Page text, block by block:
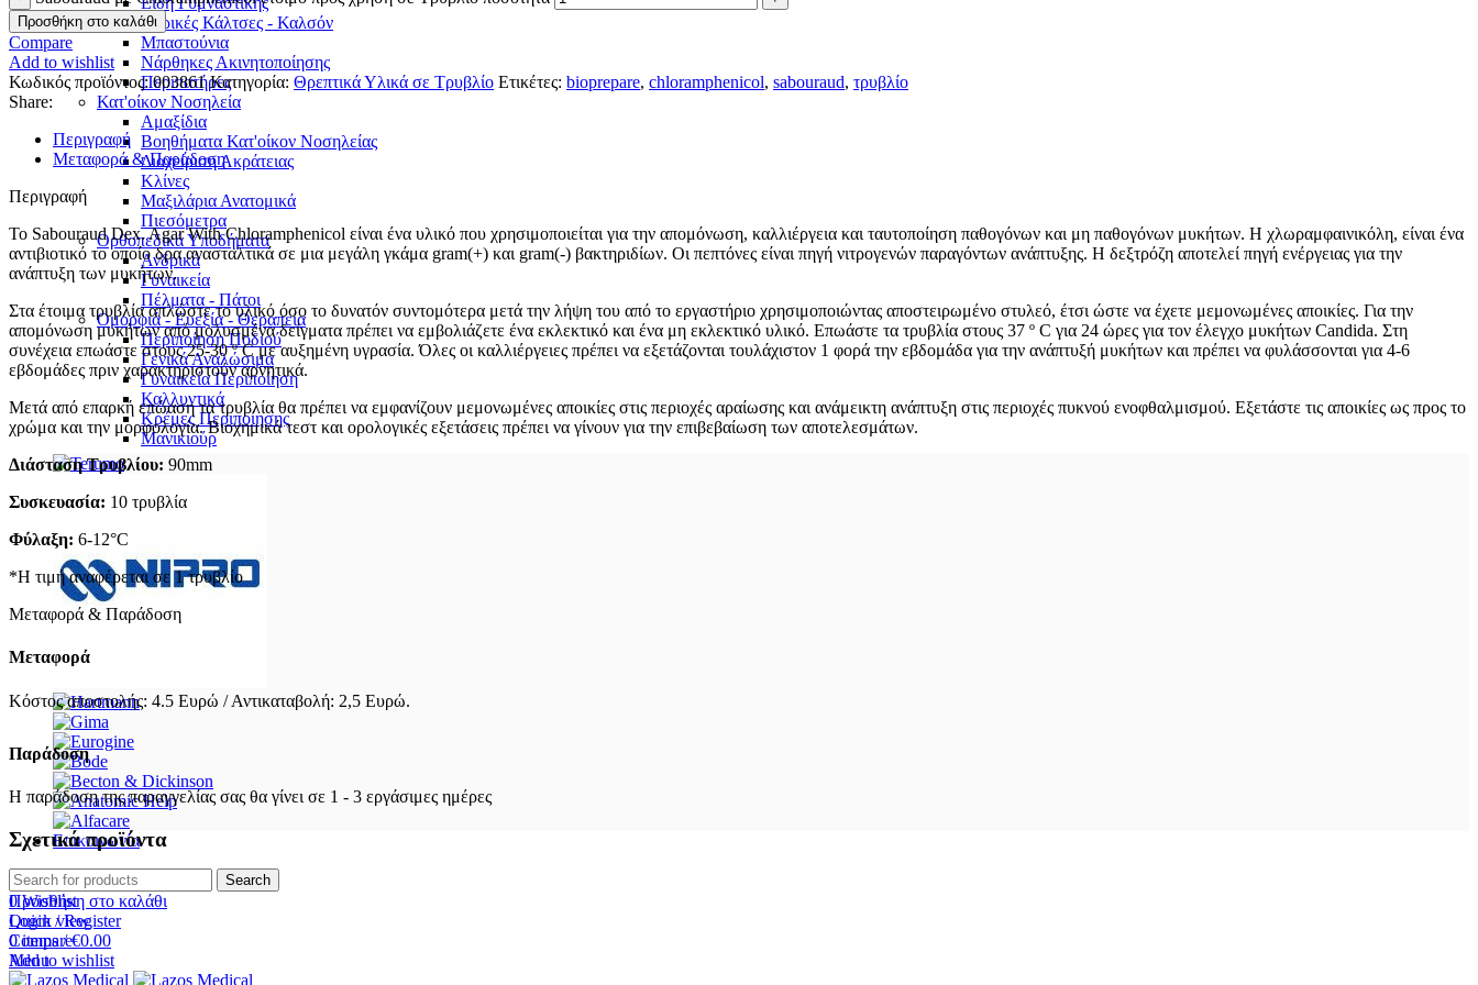
Ιατρικές Κάλτσες - Καλσόν
Μπαστούνια
Νάρθηκες Ακινητοποίησης
Περιπατήρες
Κατ'οίκον Νοσηλεία
Αμαξίδια
Βοηθήματα Κατ'οίκον Νοσηλείας
Διαχείριση Ακράτειας
Κλίνες
Μαξιλάρια Ανατομικά
Πιεσόμετρα
Ορθοπεδικά Υποδήματα
Ανδρικά
Γυναικεία
Πέλματα - Πάτοι
Ομορφιά - Ευεξία - Θεραπεία
Περιποίηση Ποδιού
Γενικά Αναλώσιμα
Γυναικεία Περιποίηση
Καλλυντικά
Κρέμες Περιποίησης
Μανικιούρ
Επικοινωνία
Search
0Wishlist
Login / Register
0items / €0.00
Menu
Προσθήκη στο καλάθι
Compare
Add to wishlist
Κωδικός προϊόντος:003861Κατηγορία: Θρεπτικά Υλικά σε Τρυβλίο Ετικέτες: bioprepare, chloramphenicol, sabouraud, τρυβλίο
Share:
Περιγραφή
Μεταφορά & Παράδοση
Περιγραφή
Το Sabouraud Dex. Agar With Chloramphenicol είναι ένα υλικό που χρησιμοποιείται για την απομόνωση, καλλιέργεια και ταυτοποίηση παθογόνων και μη παθογόνων μυκήτων. Η χλωραμφαινικόλη, είναι ένα
αντιβιοτικό το οποίο δρα ανασταλτικά σε μια μεγάλη γκάμα gram(+) και gram(-) βακτηριδίων. Οι πεπτόνες είναι πηγή νιτρογενών παραγόντων ανάπτυξης. Η δεξτρόζη αποτελεί πηγή ενέργειας για την
ανάπτυξη των μυκήτων.
Στα έτοιμα τρυβλία απλώστε το υλικό όσο το δυνατόν συντομότερα μετά την λήψη του από το εργαστήριο χρησιμοποιώντας αποστειρωμένο στυλεό, έτσι ώστε να έχετε μεμονωμένες αποικίες. Για την
απομόνωση μυκήτων από μολυσμένα δείγματα πρέπει να εμβολιάζετε ένα εκλεκτικό και ένα μη εκλεκτικό υλικό. Επωάστε τα τρυβλία στους 37 º C για 24 ώρες για τον έλεγχο μυκήτων Candida. Στη
συνέχεια επωάστε στους 25-30 º C με αυξημένη υγρασία. Όλες οι καλλιέργειες πρέπει να εξετάζονται τουλάχιστον 1 φορά την εβδομάδα για την ανάπτυξή μυκήτων και πρέπει να φυλάσσονται για 4-6
εβδομάδες πριν χαρακτηριστούν αρνητικά.
Μετά από επαρκή επώαση τα τρυβλία θα πρέπει να εμφανίζουν μεμονωμένες αποικίες στις περιοχές αραίωσης και ανάμεικτη ανάπτυξη στις περιοχές πυκνού ενοφθαλμισμού. Εξετάστε τις αποικίες ως προς το
χρώμα και την μορφολογία. Βιοχημικά τεστ και ορολογικές εξετάσεις πρέπει να γίνουν για την επιβεβαίωση των αποτελεσμάτων.
Διάσταση Τρυβλίου: 90mm
Συσκευασία: 10 τρυβλία
Φύλαξη: 6-12°C
*Η τιμή αναφέρεται σε 1 τρυβλίο
Μεταφορά & Παράδοση
Μεταφορά
Κόστος αποστολής: 4.5 Ευρώ / Αντικαταβολή: 2,5 Ευρώ.
Παράδοση
Η παράδοση της παραγγελίας σας θα γίνει σε 1 - 3 εργάσιμες ημέρες
Σχετικά προϊόντα
Προσθήκη στο καλάθι
Quick view
Compare
Add to wishlist